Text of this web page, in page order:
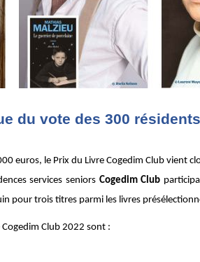
du vote des 300
euros, le Prix du Livre Cogedim Club vient
services seniors Cogedim Club
pour trois titres parmi les livres
Club 2022 sont :